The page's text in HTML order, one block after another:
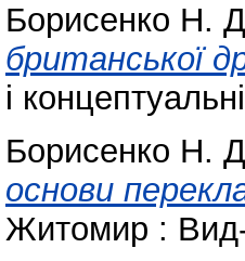
Борисенко Н.
британської
і
Борисенко Н.
основи
Житомир :